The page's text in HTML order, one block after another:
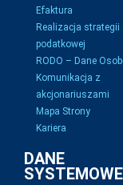
Efaktura
Realizacja strategii
podatkowej
RODO – Dane
Komunikacja z
akcjonariuszami
Mapa Strony
Kariera
DANE
SYSTEMOWE